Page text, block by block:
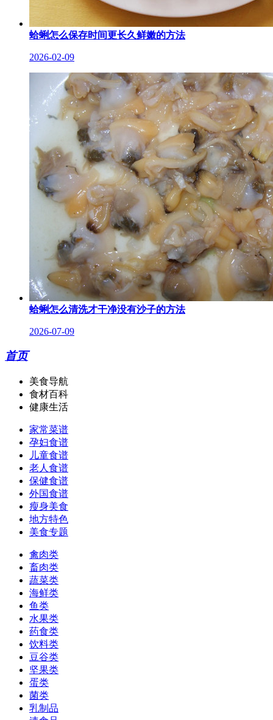
蛤蜊怎么保存时间更长久鲜嫩的方法
2026-02-09
蛤蜊怎么清洗才干净没有沙子的方法
2026-07-09
首页
美食导航
食材百科
健康生活
家常菜谱
孕妇食谱
儿童食谱
老人食谱
保健食谱
外国食谱
瘦身美食
地方特色
美食专题
禽肉类
畜肉类
蔬菜类
海鲜类
鱼类
水果类
药食类
饮料类
豆谷类
坚果类
蛋类
菌类
乳制品